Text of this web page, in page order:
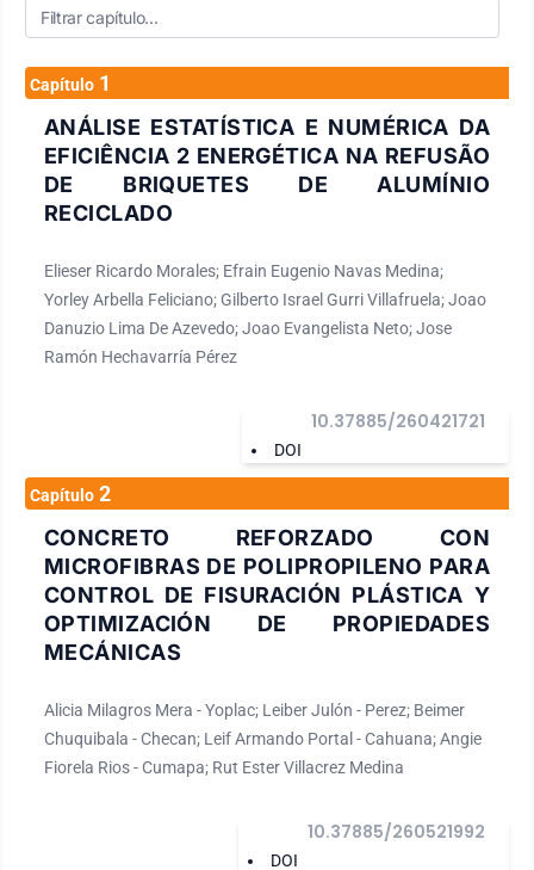
Capítulo 1
ANÁLISE ESTATÍSTICA E NUMÉRICA DA
EFICIÊNCIA 2 ENERGÉTICA NA REFUSÃO
DE BRIQUETES DE ALUMÍNIO
RECICLADO
Elieser Ricardo Morales; Efrain Eugenio Navas Medina;
Yorley Arbella Feliciano; Gilberto Israel Gurri Villafruela; Joao
Danuzio Lima De Azevedo; Joao Evangelista Neto; Jose
Ramón Hechavarría Pérez
DOI
10.37885/260421721
Capítulo 2
CONCRETO REFORZADO CON
MICROFIBRAS DE POLIPROPILENO PARA
CONTROL DE FISURACIÓN PLÁSTICA Y
OPTIMIZACIÓN DE PROPIEDADES
MECÁNICAS
Alicia Milagros Mera - Yoplac; Leiber Julón - Perez; Beimer
Chuquibala - Checan; Leif Armando Portal - Cahuana; Angie
Fiorela Rios - Cumapa; Rut Ester Villacrez Medina
DOI
10.37885/260521992